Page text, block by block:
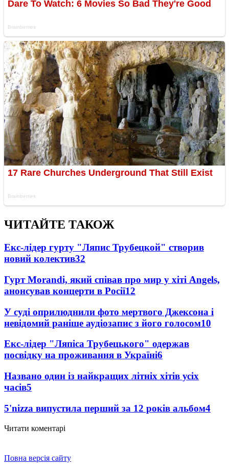
ЧИТАЙТЕ ТАКОЖ
Екс-лідер гурту "Ляпис Трубецкой" створив
новий колектив32
Гурт Morandi, який співав про мир у хіті Angels,
анонсував концерти в Росії12
У суді оприлюднили фото мертвого Джексона і
невідомий раніше аудіозапис з його голосом10
Екс-лідер "Ляпіса Трубецького" одержав
посвідку на проживання в Україні6
Названо один із найкращих літніх хітів усіх
часів5
5'nizza випустила перший за 12 років альбом4
Читати коментарі
Повна версія сайту